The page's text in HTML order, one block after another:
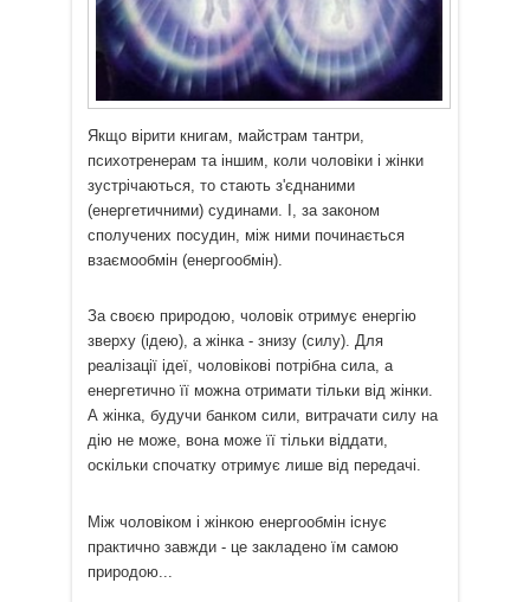
Якщо вірити книгам, майстрам тантри,
психотренерам та іншим, коли чоловіки і жінки
зустрічаються, то стають з'єднаними
(енергетичними) судинами. І, за законом
сполучених посудин, між ними починається
взаємообмін (енергообмін).
За своєю природою, чоловік отримує енергію
зверху (ідею), а жінка - знизу (силу). Для
реалізації ідеї, чоловікові потрібна сила, а
енергетично її можна отримати тільки від жінки.
А жінка, будучи банком сили, витрачати силу на
дію не може, вона може її тільки віддати,
оскільки спочатку отримує лише від передачі.
Між чоловіком і жінкою енергообмін існує
практично завжди - це закладено їм самою
природою...